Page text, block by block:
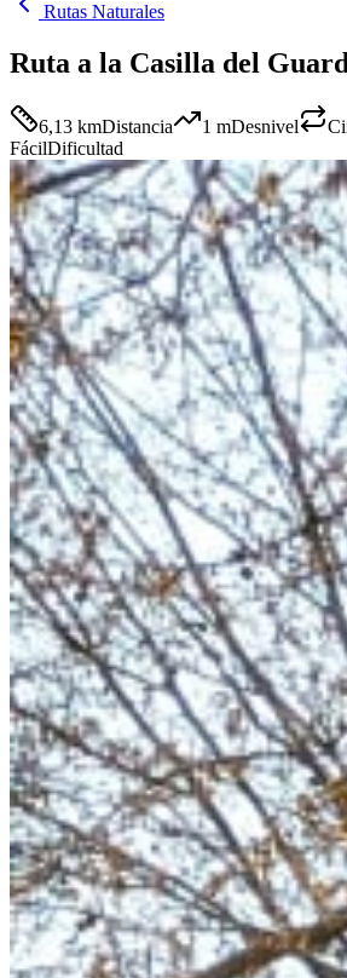
Rutas Naturales
Ruta a la Casilla del
6,13 kmDistancia 1 mDesnivel
FácilDificultad